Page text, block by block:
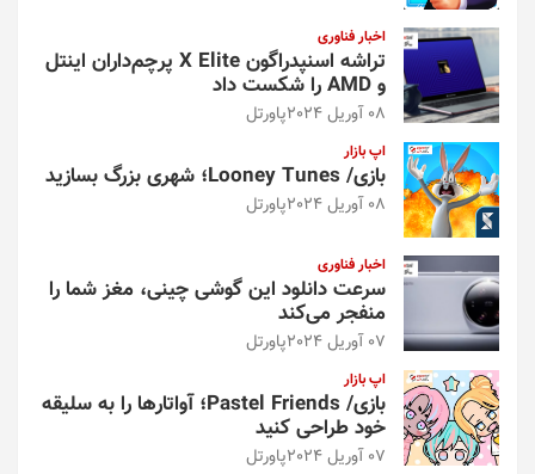
اخبار فناوری
تراشه اسنپدراگون X Elite پرچم‌داران اینتل
و AMD را شکست داد
08 آوریل 2024 پاورتل
اپ بازار
بازی/ Looney Tunes؛ شهری بزرگ بسازید
08 آوریل 2024 پاورتل
اخبار فناوری
سرعت دانلود این گوشی چینی، مغز شما را
منفجر می‌کند
07 آوریل 2024 پاورتل
اپ بازار
بازی/ Pastel Friends؛ آواتارها را به سلیقه
خود طراحی کنید
07 آوریل 2024 پاورتل